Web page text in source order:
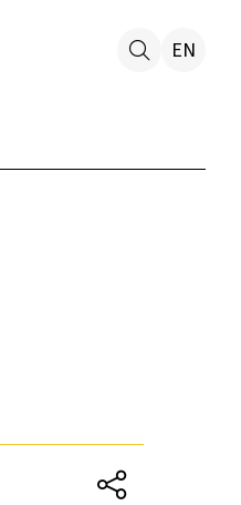
EN